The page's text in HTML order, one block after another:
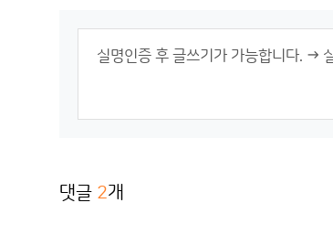
댓글 2개